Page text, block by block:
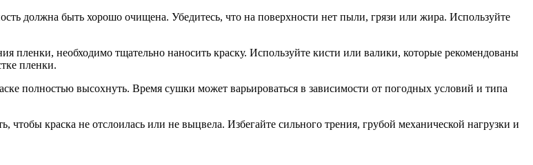
должна быть хорошо очищена. Убедитесь, что на поверхности нет пыли, грязи или жира. Используйте
пленки, необходимо тщательно наносить краску. Используйте кисти или валики, которые рекомендованы
пленки.
полностью высохнуть. Время сушки может варьироваться в зависимости от погодных условий и типа
краска не отслоилась или не выцвела. Избегайте сильного трения, грубой механической нагрузки и